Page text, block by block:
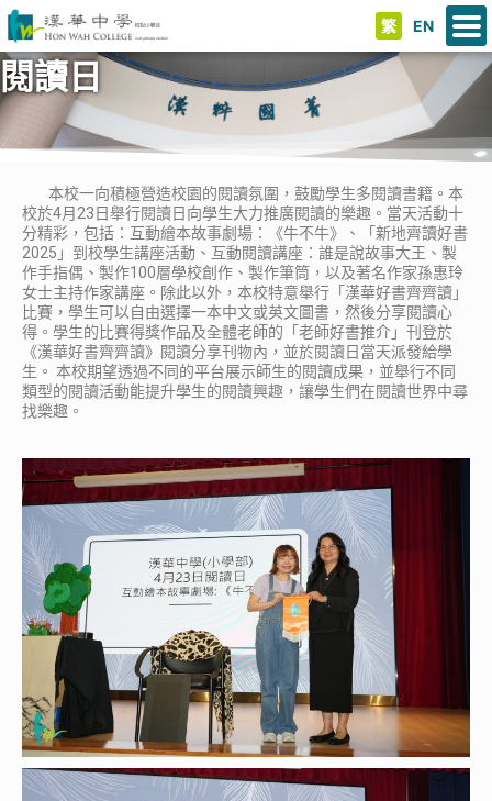
繁 EN
閱讀日
本校一向積極營造校園的閱讀氛圍，鼓勵學生多閱讀書籍。本
校於4月23日舉行閱讀日向學生大力推廣閱讀的樂趣。當天活動十
分精彩，包括：互動繪本故事劇場：《牛不牛》、「新地齊讀好書
2025」到校學生講座活動、互動閱讀講座：誰是說故事大王、製
作手指偶、製作100層學校創作、製作筆筒，以及著名作家孫惠玲
女士主持作家講座。除此以外，本校特意舉行「漢華好書齊齊讀」
比賽，學生可以自由選擇一本中文或英文圖書，然後分享閱讀心
得。學生的比賽得獎作品及全體老師的「老師好書推介」刊登於
《漢華好書齊齊讀》閱讀分享刊物內，並於閱讀日當天派發給學
生。 本校期望透過不同的平台展示師生的閱讀成果，並舉行不同
類型的閱讀活動能提升學生的閱讀興趣，讓學生們在閱讀世界中尋
找樂趣。